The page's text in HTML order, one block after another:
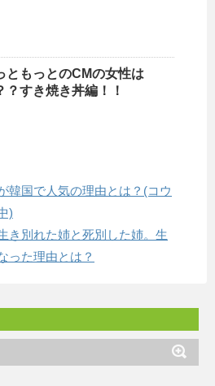
ともっとのCMの女性は
？すき焼き丼編！！
韓国で人気の理由とは？(コウ
)
き別れた姉と死別した姉。生
った理由とは？